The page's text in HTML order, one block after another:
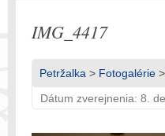
IMG_4417
Petržalka > Fotogalérie >
Dátum zverejnenia: 8.